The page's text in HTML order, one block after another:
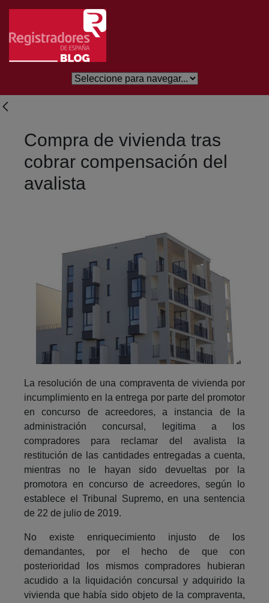
Saltar al contenido principal
Compra de vivienda tras
cobrar compensación del
avalista
La resolución de una compraventa de vivienda por
incumplimiento en la entrega por parte del promotor
en concurso de acreedores, a instancia de la
administración concursal, legitima a los
compradores para reclamar del avalista la
restitución de las cantidades entregadas a cuenta,
mientras no le hayan sido devueltas por la
promotora en concurso de acreedores, según lo
establece el Tribunal Supremo, en una sentencia
de 22 de julio de 2019.
No existe enriquecimiento injusto de los
demandantes, por el hecho de que con
posterioridad los mismos compradores hubieran
acudido a la liquidación concursal y adquirido la
vivienda que había sido objeto de la compraventa,